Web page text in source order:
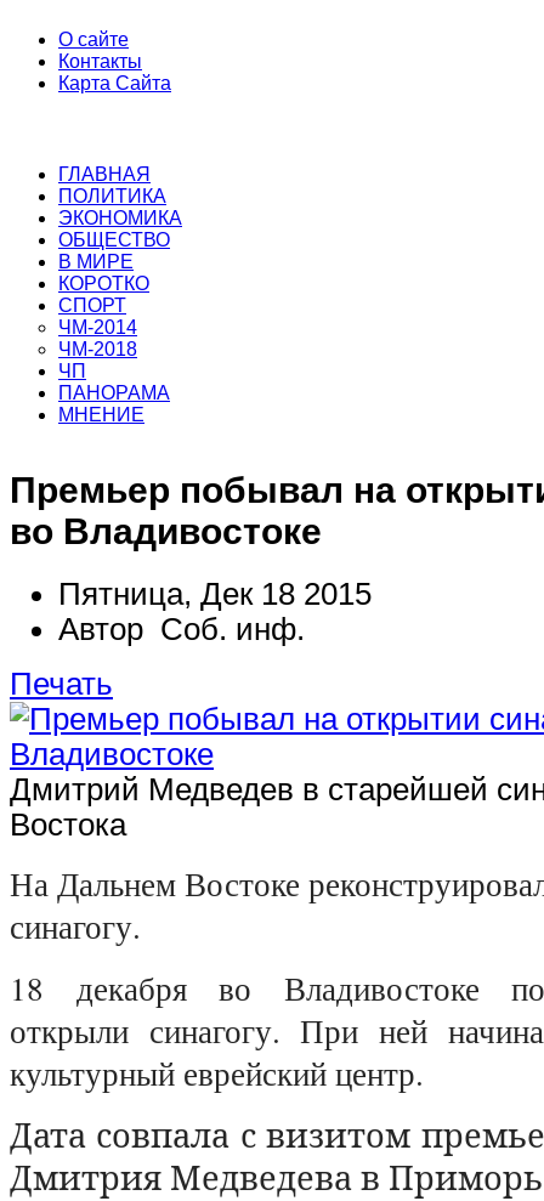
О сайте
Контакты
Карта Сайта
ГЛАВНАЯ
ПОЛИТИКА
ЭКОНОМИКА
ОБЩЕСТВО
В МИРЕ
КОРОТКО
СПОРТ
ЧМ-2014
ЧМ-2018
ЧП
ПАНОРАМА
МНЕНИЕ
Премьер побывал на
во Владивостоке
Пятница, Дек 18 2015
Автор Соб. инф.
Печать
Дмитрий Медведев в старейшей
Востока
На Дальнем Востоке
синагогу.
18 декабря во Владивостоке
открыли синагогу. При ней
культурный еврейский центр.
Дата совпала с визитом
Дмитрия Медведева в